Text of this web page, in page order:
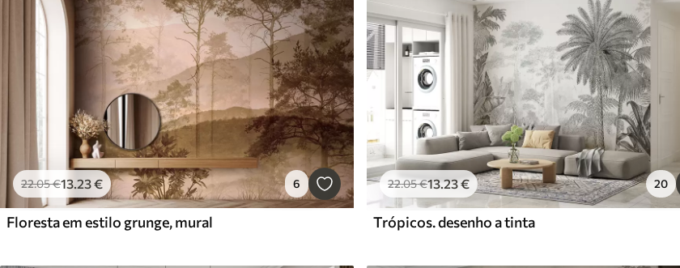
22.05€13.23€ 6
Floresta em estilo grunge, mural
22.05€13.23€ 20
Trópicos. desenho a tinta